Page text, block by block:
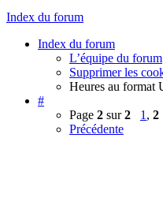
Index du forum
Index du forum
L’équipe du forum
Supprimer les
Heures au format
#
Page 2 sur2 1 , 2
Précédente